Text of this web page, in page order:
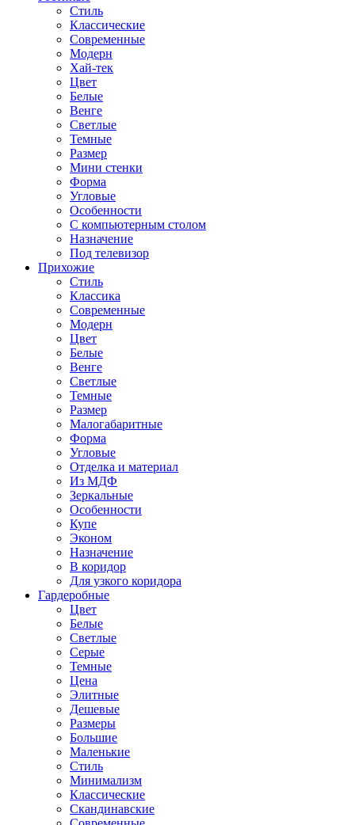
Стиль
Классические
Современные
Модерн
Хай-тек
Цвет
Белые
Венге
Светлые
Темные
Размер
Мини стенки
Форма
Угловые
Особенности
С компьютерным столом
Назначение
Под телевизор
Прихожие
Стиль
Классика
Современные
Модерн
Цвет
Белые
Венге
Светлые
Темные
Размер
Малогабаритные
Форма
Угловые
Отделка и материал
Из МДФ
Зеркальные
Особенности
Купе
Эконом
Назначение
В коридор
Для узкого коридора
Гардеробные
Цвет
Белые
Светлые
Серые
Темные
Цена
Элитные
Дешевые
Размеры
Большие
Маленькие
Стиль
Минимализм
Классические
Скандинавские